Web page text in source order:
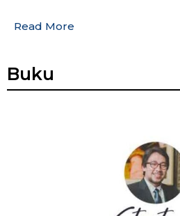
Read More
Buku